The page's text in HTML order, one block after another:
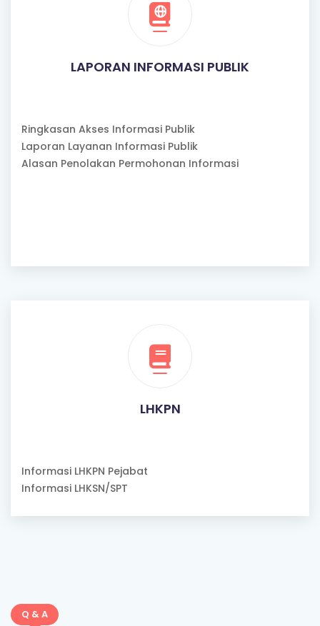
LAPORAN INFORMASI PUBLIK
Ringkasan Akses Informasi Publik
Laporan Layanan Informasi Publik
Alasan Penolakan Permohonan Informasi
LHKPN
Informasi LHKPN Pejabat
Informasi LHKSN/SPT
Q & A